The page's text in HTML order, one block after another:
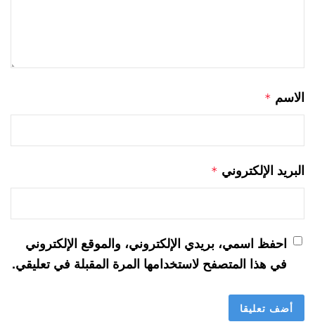
الاسم *
البريد الإلكتروني *
احفظ اسمي، بريدي الإلكتروني، والموقع الإلكتروني
في هذا المتصفح لاستخدامها المرة المقبلة في تعليقي.